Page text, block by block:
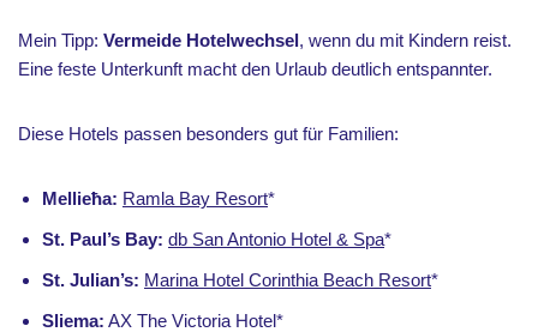
Mein Tipp: Vermeide Hotelwechsel, wenn du mit Kindern reist.
Eine feste Unterkunft macht den Urlaub deutlich entspannter.
Diese Hotels passen besonders gut für Familien:
Mellieħa: Ramla Bay Resort*
St. Paul’s Bay: db San Antonio Hotel & Spa*
St. Julian’s: Marina Hotel Corinthia Beach Resort*
Sliema: AX The Victoria Hotel*